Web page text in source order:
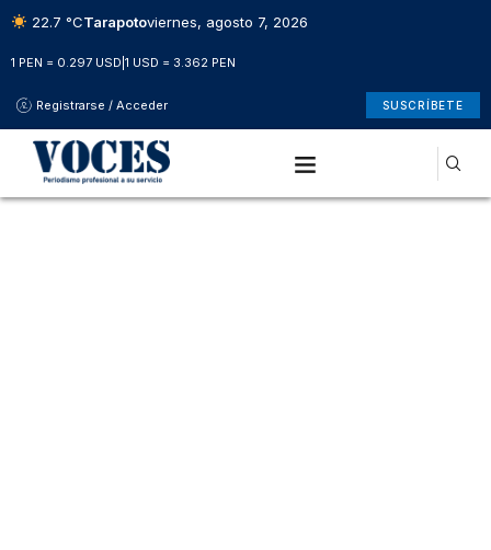
22.7 °CTarapotoviernes, agosto 7, 2026
1 PEN = 0.297 USD 1 USD = 3.362 PEN
Registrarse / Acceder SUSCRÍBETE